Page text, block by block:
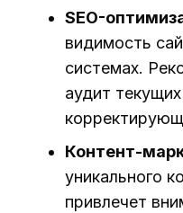
SEO-
видимость
системах.
аудит
Контент-
уникального
привлечет